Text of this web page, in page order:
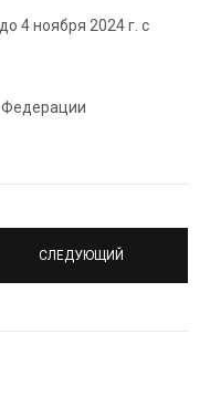
4 ноября 2024 г. с
Федерации
СЛЕДУЮЩИЙ